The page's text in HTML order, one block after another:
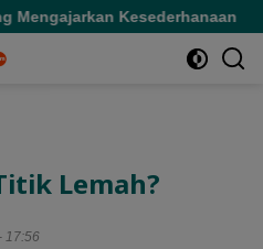
Kesederhanaan
Lemah?
17:56